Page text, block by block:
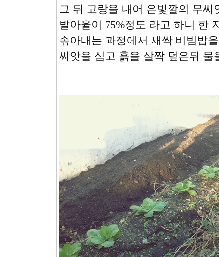
그 뒤 고랑을 내어 은빛깔의 무
발아율이 75%정도 라고 하니 한
솎아내는 과정에서 새싹 비빔밥
씨앗을 심고 흙을 살짝 덮은뒤